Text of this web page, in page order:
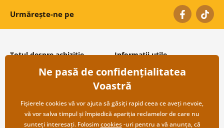
Urmărește-ne pe
Totul despre achiziție
Condiții și termeni generali
Protecția datelor personale
Transport și modalități de plată
Returnare
Informații utile
Despre noi
Întrebări frecvente
Contacte
Cooperare angro
Ne pasă de confidențialitatea
Voastră
Fișierele cookies vă vor ajuta să găsiți rapid ceea ce aveți nevoie,
vă vor salva timpul și împiedică apariția reclamelor de care nu
sunteți interesați. Folosimcookies-uri pentru a vă anunța, că